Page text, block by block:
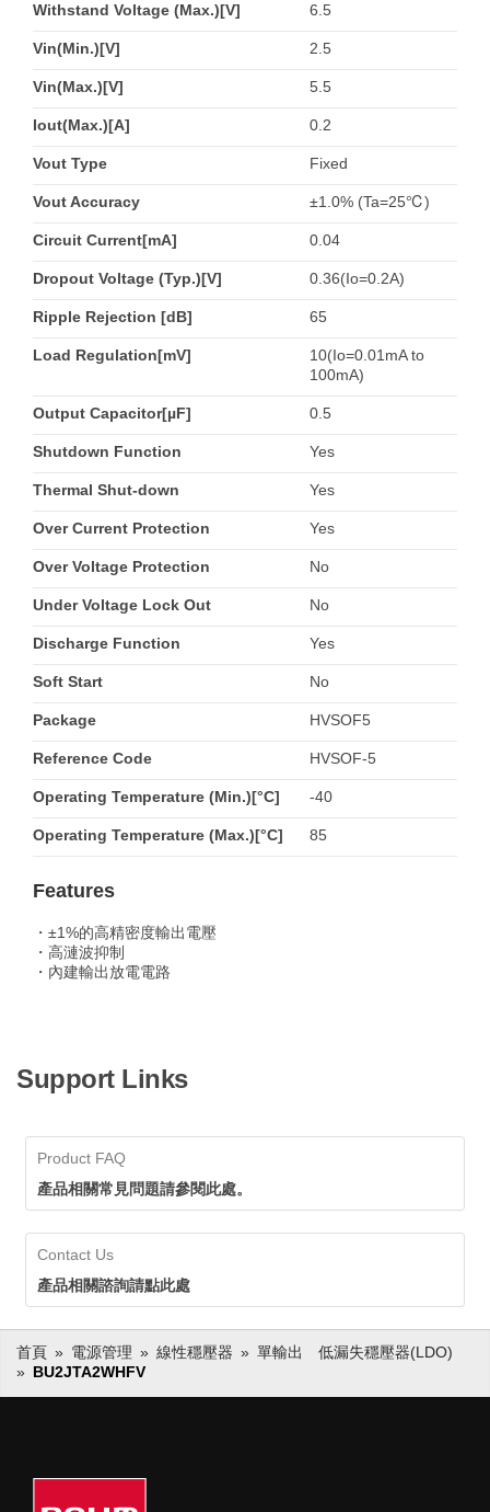
Withstand Voltage (Max.)[V] 6.5
Vin(Min.)[V] 2.5
Vin(Max.)[V] 5.5
Iout(Max.)[A] 0.2
Vout Type Fixed
Vout Accuracy ±1.0% (Ta=25℃)
Circuit Current[mA] 0.04
Dropout Voltage (Typ.)[V] 0.36(Io=0.2A)
Ripple Rejection [dB] 65
Load Regulation[mV]
10(Io=0.01mA to
100mA)
Output Capacitor[µF] 0.5
Shutdown Function Yes
Thermal Shut-down Yes
Over Current Protection Yes
Over Voltage Protection No
Under Voltage Lock Out No
Discharge Function Yes
Soft Start No
Package HVSOF5
Reference Code HVSOF-5
Operating Temperature (Min.)[°C] -40
Operating Temperature (Max.)[°C] 85
Features
・±1%的高精密度輸出電壓
・高漣波抑制
・內建輸出放電電路
Support Links
Product FAQ
產品相關常見問題請參閱此處。
Contact Us
產品相關諮詢請點此處
首頁 電源管理 線性穩壓器
單輸出 低漏失穩壓器(LDO)
BU2JTA2WHFV